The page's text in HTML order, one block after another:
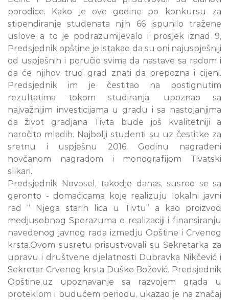
porodice. Kako je ove godine po konkursu za
stipendiranje studenata njih 66 ispunilo tražene
uslove a to je podrazumijevalo i prosjek iznad 9,
Predsjednik opštine je istakao da su oni najuspješniji
od uspješnih i poručio svima da nastave sa radom i
da će njihov trud grad znati da prepozna i cijeni.
Predsjednik im je čestitao na postignutim
rezultatima tokom studiranja, upoznao sa
najvažnijim investicijama u gradu i sa nastojanjima
da život gradjana Tivta bude još kvalitetniji a
naročito mladih. Najbolji studenti su uz čestitke za
sretnu i uspješnu 2016. Godinu nagrađeni
novčanom nagradom i monografijom Tivatski
slikari.
Predsjednik Novosel, takodje danas, susreo se sa
geronto - domaćicama koje realizuju lokalni javni
rad “ Njega starih lica u Tivtu” a kao proizvod
medjusobnog Sporazuma o realizaciji i finansiranju
navedenog javnog rada izmedju Opštine i Crvenog
krsta.Ovom susretu prisustvovali su Sekretarka za
upravu i društvene djelatnosti Dubravka Nikčević i
Sekretar Crvenog krsta Duško Božović. Predsjednik
Opštine,uz upoznavanje sa razvojem grada u
proteklom i budućem periodu, ukazao je na značaj